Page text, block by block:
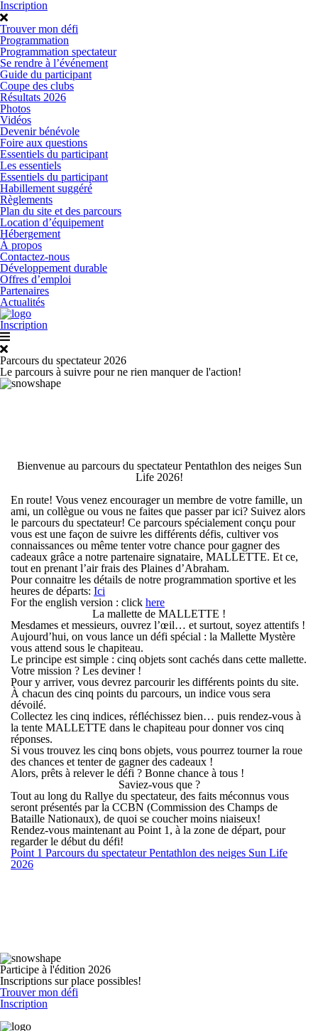
Inscription
Trouver mon défi
Programmation
Programmation spectateur
Se rendre à l’événement
Guide du participant
Coupe des clubs
Résultats 2026
Photos
Vidéos
Devenir bénévole
Foire aux questions
Essentiels du participant
Les essentiels
Essentiels du participant
Habillement suggéré
Règlements
Plan du site et des parcours
Location d’équipement
Hébergement
À propos
Contactez-nous
Développement durable
Offres d’emploi
Partenaires
Actualités
Inscription
Parcours du spectateur 2026
Le parcours à suivre pour ne rien manquer de l'action!
Bienvenue au parcours du spectateur Pentathlon des neiges Sun
Life 2026!
En route! Vous venez encourager un membre de votre famille, un
ami, un collègue ou vous ne faites que passer par ici? Suivez alors
le parcours du spectateur! Ce parcours spécialement conçu pour
vous est une façon de suivre les différents défis, cultiver vos
connaissances ou même tenter votre chance pour gagner des
cadeaux grâce a notre partenaire signataire, MALLETTE. Et ce,
tout en prenant l’air frais des Plaines d’Abraham.
Pour connaitre les détails de notre programmation sportive et les
heures de départs: Ici
For the english version : click here
La mallette de MALLETTE !
Mesdames et messieurs, ouvrez l’œil… et surtout, soyez attentifs !
Aujourd’hui, on vous lance un défi spécial : la Mallette Mystère
vous attend sous le chapiteau.
Le principe est simple : cinq objets sont cachés dans cette mallette.
Votre mission ? Les deviner !
Pour y arriver, vous devrez parcourir les différents points du site.
À chacun des cinq points du parcours, un indice vous sera
dévoilé.
Collectez les cinq indices, réfléchissez bien… puis rendez-vous à
la tente MALLETTE dans le chapiteau pour donner vos cinq
réponses.
Si vous trouvez les cinq bons objets, vous pourrez tourner la roue
des chances et tenter de gagner des cadeaux !
Alors, prêts à relever le défi ? Bonne chance à tous !
Saviez-vous que ?
Tout au long du Rallye du spectateur, des faits méconnus vous
seront présentés par la CCBN (Commission des Champs de
Bataille Nationaux), de quoi se coucher moins niaiseux!
Rendez-vous maintenant au Point 1, à la zone de départ, pour
regarder le début du défi!
Point 1 Parcours du spectateur Pentathlon des neiges Sun Life
2026
Participe à l'édition 2026
Inscriptions sur place possibles!
Trouver mon défi
Inscription